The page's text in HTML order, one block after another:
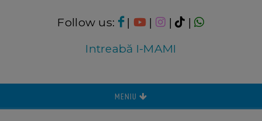
Follow us: | | |
|
Intreabă I-MAMI
MENIU